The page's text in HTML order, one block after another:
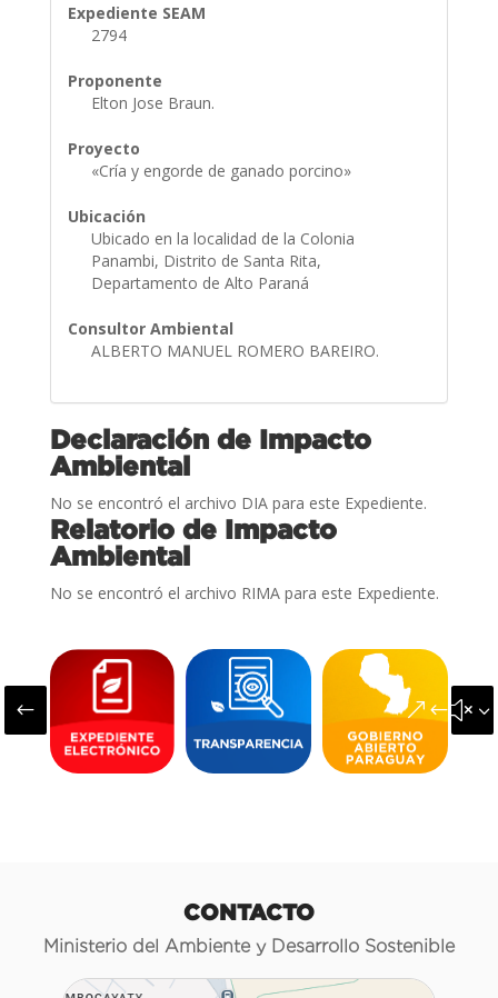
Expediente SEAM
2794
Proponente
Elton Jose Braun.
Proyecto
«Cría y engorde de ganado porcino»
Ubicación
Ubicado en la localidad de la Colonia
Panambi, Distrito de Santa Rita,
Departamento de Alto Paraná
Consultor Ambiental
ALBERTO MANUEL ROMERO BAREIRO.
Declaración de Impacto
Ambiental
No se encontró el archivo DIA para este Expediente.
Relatorio de Impacto
Ambiental
No se encontró el archivo RIMA para este Expediente.
#
CONTACTO
Ministerio del Ambiente y Desarrollo Sostenible